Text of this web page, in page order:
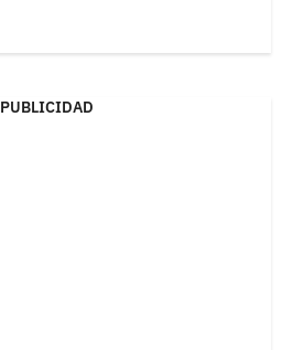
PUBLICIDAD